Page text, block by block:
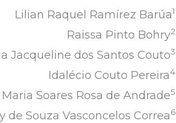
Lilian Raquel Ramírez Barúa1
Raissa Pinto Bohry2
Jacqueline dos Santos Couto3
Idalécio Couto Pereira4
Soares Rosa de Andrade5
de Souza Vasconcelos Correa6